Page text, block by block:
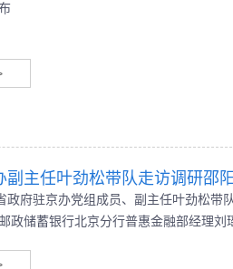
副主任叶劲松带队走访调研邵
政府驻京办党组成员、副主任叶劲松带
政储蓄银行北京分行普惠金融部经理
待，宾主双方并举行座谈交流。